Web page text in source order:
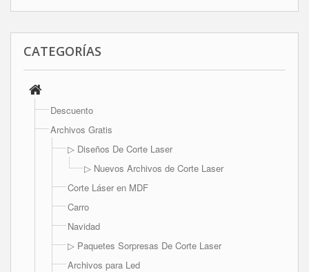
CATEGORÍAS
Descuento
Archivos Gratis
▷ Diseños De Corte Laser
▷ Nuevos Archivos de Corte Laser
Corte Láser en MDF
Carro
Navidad
▷ Paquetes Sorpresas De Corte Laser
Archivos para Led